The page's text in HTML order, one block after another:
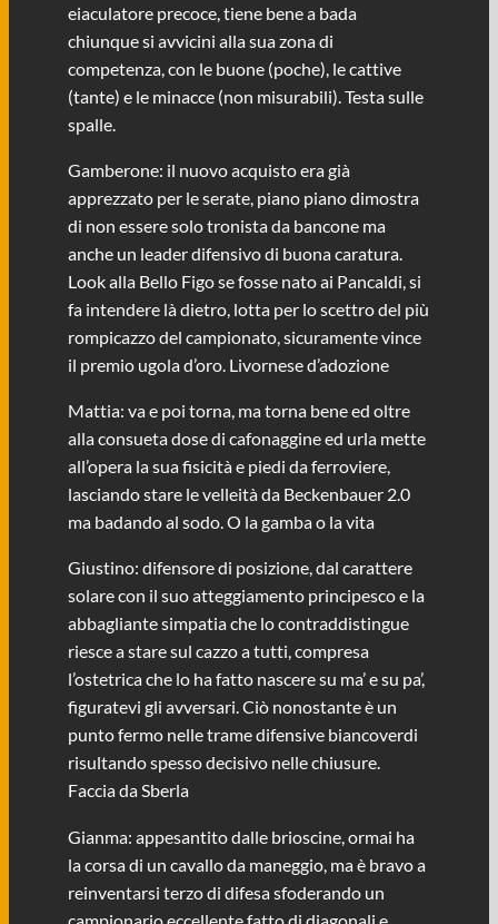
eiaculatore precoce, tiene bene a bada
chiunque si avvicini alla sua zona di
competenza, con le buone (poche), le cattive
(tante) e le minacce (non misurabili). Testa sulle
spalle.
Gamberone: il nuovo acquisto era già
apprezzato per le serate, piano piano dimostra
di non essere solo tronista da bancone ma
anche un leader difensivo di buona caratura.
Look alla Bello Figo se fosse nato ai Pancaldi, si
fa intendere là dietro, lotta per lo scettro del più
rompicazzo del campionato, sicuramente vince
il premio ugola d’oro. Livornese d’adozione
Mattia: va e poi torna, ma torna bene ed oltre
alla consueta dose di cafonaggine ed urla mette
all’opera la sua fisicità e piedi da ferroviere,
lasciando stare le velleità da Beckenbauer 2.0
ma badando al sodo. O la gamba o la vita
Giustino: difensore di posizione, dal carattere
solare con il suo atteggiamento principesco e la
abbagliante simpatia che lo contraddistingue
riesce a stare sul cazzo a tutti, compresa
l’ostetrica che lo ha fatto nascere su ma’ e su pa’,
figuratevi gli avversari. Ciò nonostante è un
punto fermo nelle trame difensive biancoverdi
risultando spesso decisivo nelle chiusure.
Faccia da Sberla
Gianma: appesantito dalle brioscine, ormai ha
la corsa di un cavallo da maneggio, ma è bravo a
reinventarsi terzo di difesa sfoderando un
campionario eccellente fatto di diagonali e